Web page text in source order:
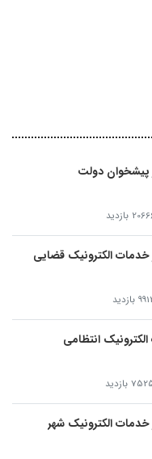
پیشخوان دولت
بازدید
خدمات الکترونیک قضایی
انتظامی
بازدید
خدمات الکترونیک شهر